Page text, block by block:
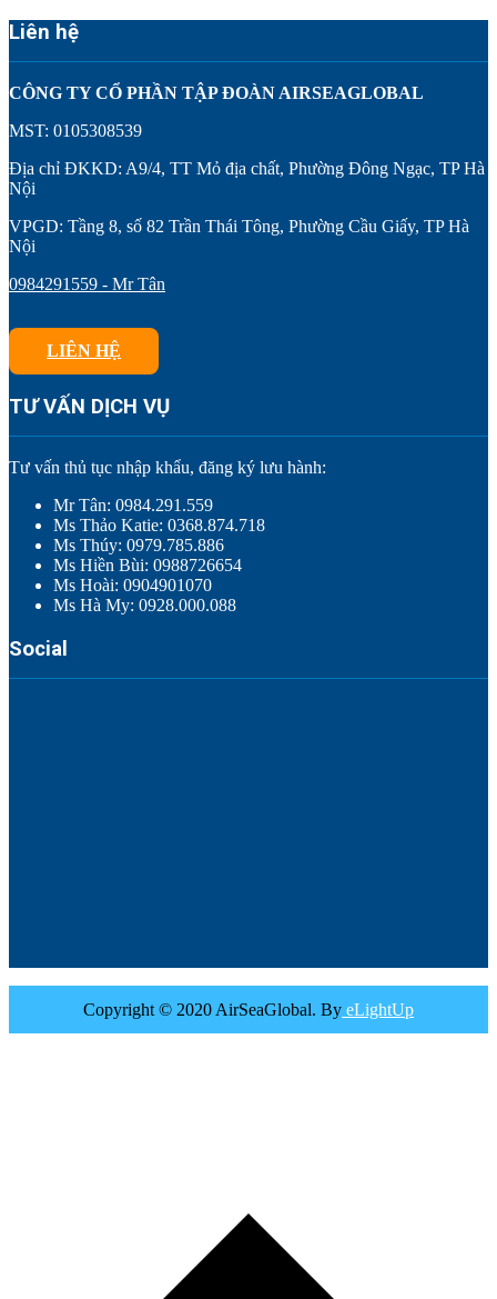
Liên hệ
CÔNG TY CỔ PHẦN TẬP ĐOÀN AIRSEAGLOBAL
MST: 0105308539
Địa chỉ ĐKKD: A9/4, TT Mỏ địa chất, Phường Đông Ngạc, TP Hà
Nội
VPGD: Tầng 8, số 82 Trần Thái Tông, Phường Cầu Giấy, TP Hà
Nội
0984291559 - Mr Tân
LIÊN HỆ
TƯ VẤN DỊCH VỤ
Tư vấn thủ tục nhập khẩu, đăng ký lưu hành:
Mr Tân: 0984.291.559
Ms Thảo Katie: 0368.874.718
Ms Thúy: 0979.785.886
Ms Hiền Bùi: 0988726654
Ms Hoài: 0904901070
Ms Hà My: 0928.000.088
Social
Copyright © 2020 AirSeaGlobal. By eLightUp